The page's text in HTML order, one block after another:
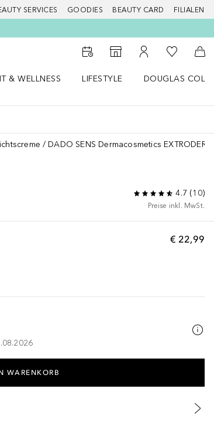
SERVICES GOODIES BEAUTY CARD FILIALEN
Zum Storefinder
Zu Meinem
Zu Meiner
& WELLNESS
LIFESTYLE
DOUGLAS
DADO SENS Dermacosmetics
4.7 (10)
Preise inkl. MwSt.
€ 22,99
WARENKORB